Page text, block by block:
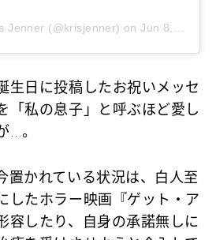
Jenner (@krisjenner) onJun 8, 2020 at 5:41am PDT
生日に投稿したお祝いメッセ
「私の息子」と呼ぶほど愛し
…。
置かれている状況は、白人至
したホラー映画『ゲット・ア
容したり、自身の承諾無しに